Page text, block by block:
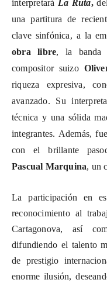
interpretará La Ruta,
una partitura de
clave sinfónica, a la
obra libre, la banda
compositor suizo
riqueza expresiva,
avanzado. Su
técnica y una sólida
integrantes. Además,
con el brillante
Pascual Marquina, un
La participación en
reconocimiento al
Cartagonova, así
difundiendo el talento
de prestigio
enorme ilusión,